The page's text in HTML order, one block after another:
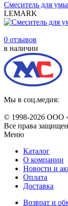
Смеситель для
LEMARK
0 отзывов
в наличии
Мы в соц.медия:
© 1998-2026 ООО
Все права
Меню
Каталог
О компании
Новости и
Оплата
Доставка
Возврат и